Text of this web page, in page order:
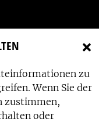
zu
Wenn Sie der
zustimmen,
oder